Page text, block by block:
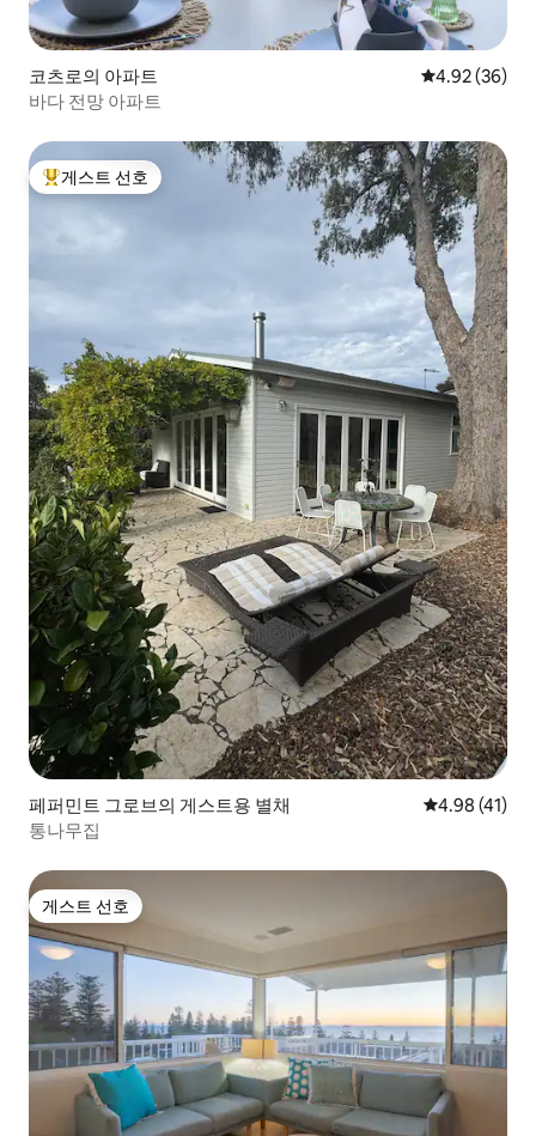
코츠로의 아파트 평점 4.92점(5
4.92 (36)
바다 전망 아파트
상위 게스트 선호
게스트 선호
페퍼민트 그로브의 게스트용 별채 평점 4.98점
4.98 (41)
통나무집
게스트 선호
게스트 선호